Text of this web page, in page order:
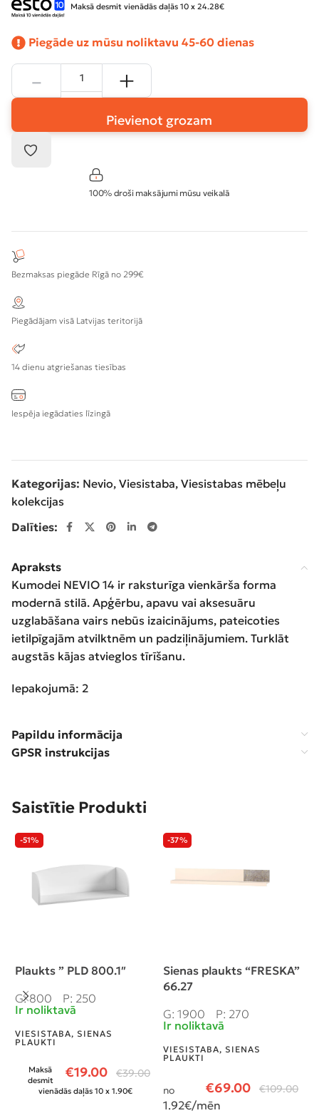
Maksā desmit vienādās daļās 10 x 24.28€
Piegāde uz mūsu noliktavu 45-60 dienas
Pievienot grozam
100% droši maksājumi mūsu veikalā
Bezmaksas piegāde Rīgā no 299€
Piegādājam visā Latvijas teritorijā
14 dienu atgriešanas tiesības
Iespēja iegādaties līzingā
Kategorijas: Nevio, Viesistaba, Viesistabas mēbeļu
kolekcijas
Dalīties:
Apraksts
Kumodei NEVIO 14 ir raksturīga vienkārša forma
modernā stilā. Apģērbu, apavu vai aksesuāru
uzglabāšana vairs nebūs izaicinājums, pateicoties
ietilpīgajām atvilktnēm un padziļinājumiem. Turklāt
augstās kājas atvieglos tīrīšanu.
Iepakojumā: 2
Papildu informācija
GPSR instrukcijas
Saistītie Produkti
-51%
Plaukts ” PLD 800.1″
G: 800
P: 250
Ir noliktavā
VIESISTABA, SIENAS
PLAUKTI
€19.00 €39.00
Maksā
desmit
vienādās daļās 10 x 1.90€
-37%
Sienas plaukts “FRESKA”
66.27
G: 1900
P: 270
Ir noliktavā
VIESISTABA, SIENAS
PLAUKTI
€69.00 €109.00
no
1.92€/mēn